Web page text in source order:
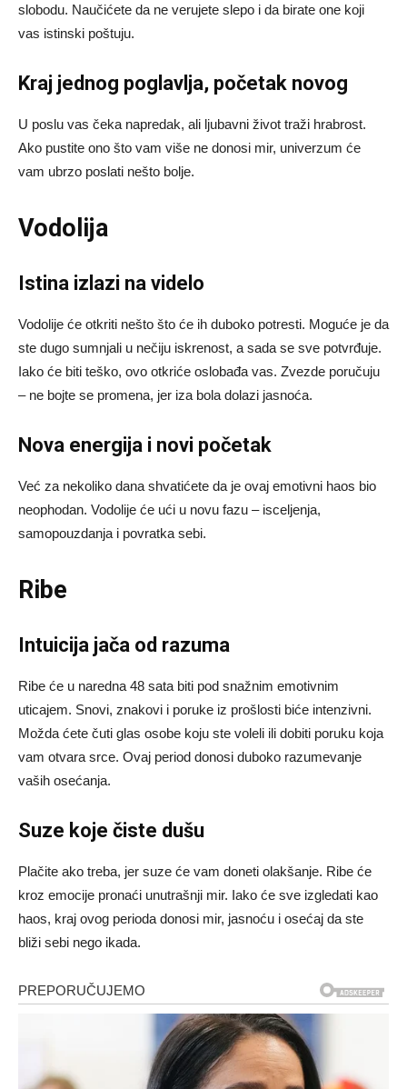
slobodu. Naučićete da ne verujete slepo i da birate one koji
vas istinski poštuju.
Kraj jednog poglavlja, početak novog
U poslu vas čeka napredak, ali ljubavni život traži hrabrost.
Ako pustite ono što vam više ne donosi mir, univerzum će
vam ubrzo poslati nešto bolje.
Vodolija
Istina izlazi na videlo
Vodolije će otkriti nešto što će ih duboko potresti. Moguće je da
ste dugo sumnjali u nečiju iskrenost, a sada se sve potvrđuje.
Iako će biti teško, ovo otkriće oslobađa vas. Zvezde poručuju
– ne bojte se promena, jer iza bola dolazi jasnoća.
Nova energija i novi početak
Već za nekoliko dana shvatićete da je ovaj emotivni haos bio
neophodan. Vodolije će ući u novu fazu – isceljenja,
samopouzdanja i povratka sebi.
Ribe
Intuicija jača od razuma
Ribe će u naredna 48 sata biti pod snažnim emotivnim
uticajem. Snovi, znakovi i poruke iz prošlosti biće intenzivni.
Možda ćete čuti glas osobe koju ste voleli ili dobiti poruku koja
vam otvara srce. Ovaj period donosi duboko razumevanje
vaših osećanja.
Suze koje čiste dušu
Plačite ako treba, jer suze će vam doneti olakšanje. Ribe će
kroz emocije pronaći unutrašnji mir. Iako će sve izgledati kao
haos, kraj ovog perioda donosi mir, jasnoću i osećaj da ste
bliži sebi nego ikada.